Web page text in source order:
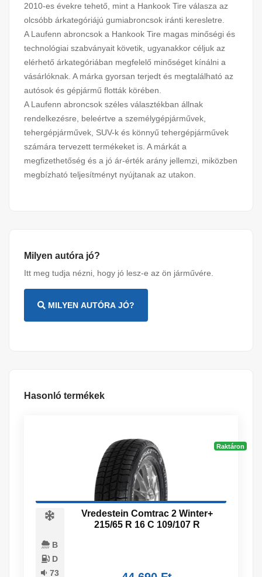
2010-es évekre tehető, mint a Hankook Tire válasza az
olcsóbb árkategóriájú gumiabroncsok iránti keresletre.
A Laufenn abroncsok a Hankook Tire magas minőségi és
technológiai szabványait követik, ugyanakkor céljuk az
elérhető árkategóriában megfelelő minőséget kínálni a
vásárlóknak. A márka gyorsan terjedt és megtalálható az
autósok és gépjármű flották körében.
A Laufenn abroncsok széles választékban állnak
rendelkezésre, beleértve a személygépjárművek,
tehergépjárművek, SUV-k és könnyű tehergépjárművek
számára tervezett termékeket is. A márkát a
megfizethetőség és a jó ár-érték arány jellemzi, miközben
megbízható teljesítményt nyújtanak az utakon.
Milyen autóra jó?
Itt meg tudja nézni, hogy jó lesz-e az ön járművére.
MILYEN AUTÓRA JÓ?
Hasonló termékek
Raktáron
B
D
73
Vredestein Comtrac 2 Winter+
215/65 R 16 C 109/107 R